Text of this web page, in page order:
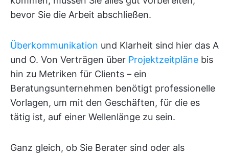
bevor Sie die Arbeit abschließen.
Überkommunikation und Klarheit sind hier das A
und O. Von Verträgen über Projektzeitpläne bis
hin zu Metriken für Clients – ein
Beratungsunternehmen benötigt professionelle
Vorlagen, um mit den Geschäften, für die es
tätig ist, auf einer Wellenlänge zu sein.
Ganz gleich, ob Sie Berater sind oder als